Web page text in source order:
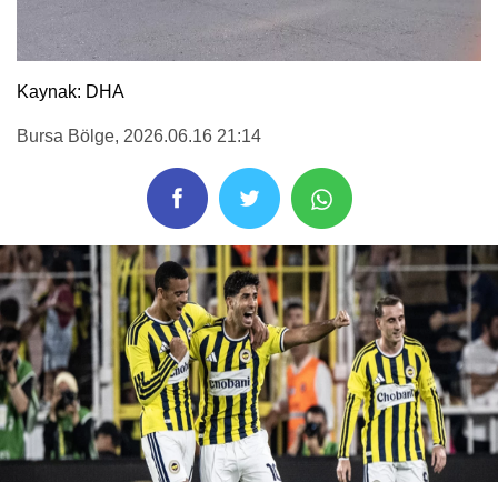
Kaynak: DHA
Bursa Bölge, 2026.06.16 21:14